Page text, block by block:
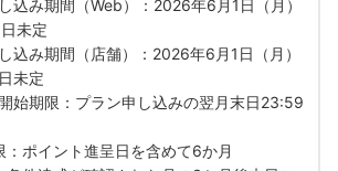
込み期間（Web）：2026年6月1日（月）
未定
込み期間（店舗）：2026年6月1日（月）
未定
始期限：プラン申し込みの翌月末日23:59
：ポイント進呈日を含めて6か月